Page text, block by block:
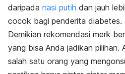
daripada nasi putih dan jauh
cocok bagi penderita diabetes.
Demikian rekomendasi merk
yang bisa Anda jadikan pilihan.
salah satu orang yang